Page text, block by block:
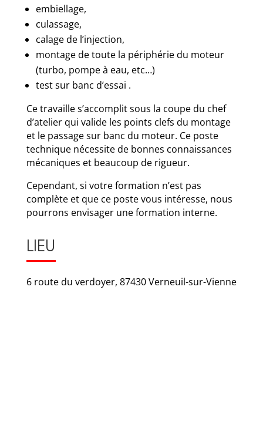
embiellage,
culassage,
calage de l’injection,
montage de toute la périphérie du moteur
(turbo, pompe à eau, etc…)
test sur banc d’essai .
Ce travaille s’accomplit sous la coupe du chef
d’atelier qui valide les points clefs du montage
et le passage sur banc du moteur. Ce poste
technique nécessite de bonnes connaissances
mécaniques et beaucoup de rigueur.
Cependant, si votre formation n’est pas
complète et que ce poste vous intéresse, nous
pourrons envisager une formation interne.
LIEU
6 route du verdoyer, 87430 Verneuil-sur-Vienne